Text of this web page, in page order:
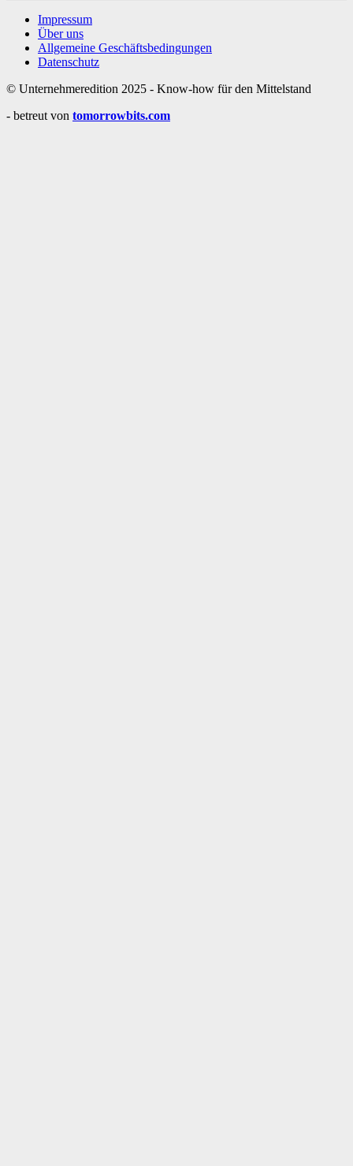
Impressum
Über uns
Allgemeine Geschäftsbedingungen
Datenschutz
© Unternehmeredition 2025 - Know-how für den Mittelstand
- betreut von tomorrowbits.com